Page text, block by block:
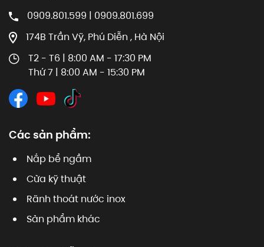
0909.801.599 | 0909.801.699
174B Trần Vỹ, Phú Diễn , Hà Nội
T2 - T6 | 8:00 AM - 17:30 PM
Thứ 7 | 8:00 AM - 15:30 PM
Các sản phẩm:
Nắp bể ngầm
Cửa kỹ thuật
Rãnh thoát nước inox
Sản phẩm khác